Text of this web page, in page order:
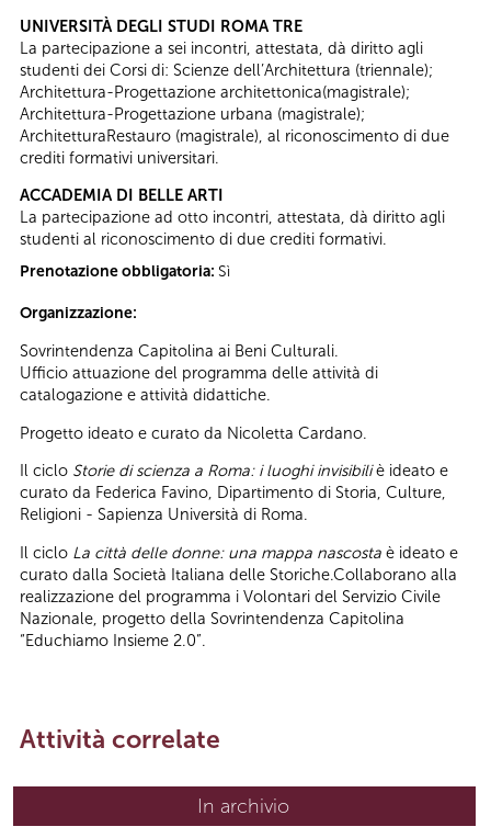
UNIVERSITÀ DEGLI STUDI ROMA TRE
La partecipazione a sei incontri, attestata, dà diritto agli
studenti dei Corsi di: Scienze dell’Architettura (triennale);
Architettura-Progettazione architettonica(magistrale);
Architettura-Progettazione urbana (magistrale);
ArchitetturaRestauro (magistrale), al riconoscimento di due
crediti formativi universitari.
ACCADEMIA DI BELLE ARTI
La partecipazione ad otto incontri, attestata, dà diritto agli
studenti al riconoscimento di due crediti formativi.
Prenotazione obbligatoria: Sì
Organizzazione:
Sovrintendenza Capitolina ai Beni Culturali.
Ufficio attuazione del programma delle attività di
catalogazione e attività didattiche.
Progetto ideato e curato da Nicoletta Cardano.
Il ciclo Storie di scienza a Roma: i luoghi invisibiliè ideato e
curato da Federica Favino, Dipartimento di Storia, Culture,
Religioni - Sapienza Università di Roma.
Il ciclo La città delle donne: una mappa nascosta è ideato e
curato dalla Società Italiana delle Storiche.Collaborano alla
realizzazione del programma i Volontari del Servizio Civile
Nazionale, progetto della Sovrintendenza Capitolina
“Educhiamo Insieme 2.0”.
Attività correlate
In archivio